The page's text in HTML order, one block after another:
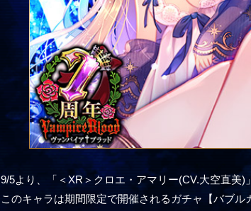
9/5より、「＜XR＞クロエ・アマリー(CV.大空直美
このキャラは期間限定で開催されるガチャ【バブル